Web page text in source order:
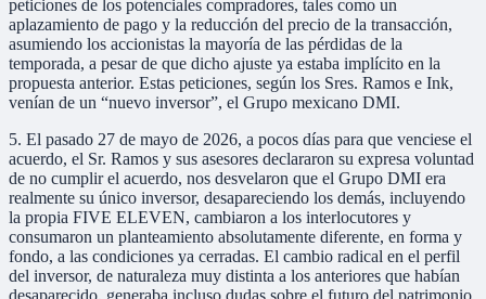
peticiones de los potenciales compradores, tales como un
aplazamiento de pago y la reducción del precio de la transacción,
asumiendo los accionistas la mayoría de las pérdidas de la
temporada, a pesar de que dicho ajuste ya estaba implícito en la
propuesta anterior. Estas peticiones, según los Sres. Ramos e Ink,
venían de un “nuevo inversor”, el Grupo mexicano DMI.
5. El pasado 27 de mayo de 2026, a pocos días para que venciese el
acuerdo, el Sr. Ramos y sus asesores declararon su expresa voluntad
de no cumplir el acuerdo, nos desvelaron que el Grupo DMI era
realmente su único inversor, desapareciendo los demás, incluyendo
la propia FIVE ELEVEN, cambiaron a los interlocutores y
consumaron un planteamiento absolutamente diferente, en forma y
fondo, a las condiciones ya cerradas. El cambio radical en el perfil
del inversor, de naturaleza muy distinta a los anteriores que habían
desaparecido, generaba incluso dudas sobre el futuro del patrimonio